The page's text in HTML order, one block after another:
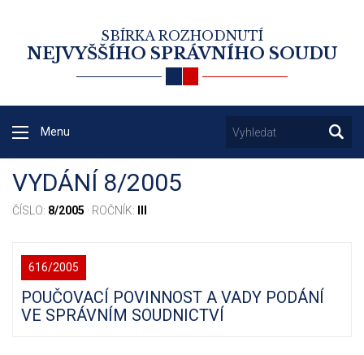
SBÍRKA ROZHODNUTÍ
NEJVYŠŠÍHO SPRÁVNÍHO SOUDU
Menu
VYDÁNÍ 8/2005
ČÍSLO: 8/2005 · ROČNÍK:
616/2005
POUČOVACÍ POVINNOST A VADY PODÁNÍ
VE SPRÁVNÍM SOUDNICTVÍ